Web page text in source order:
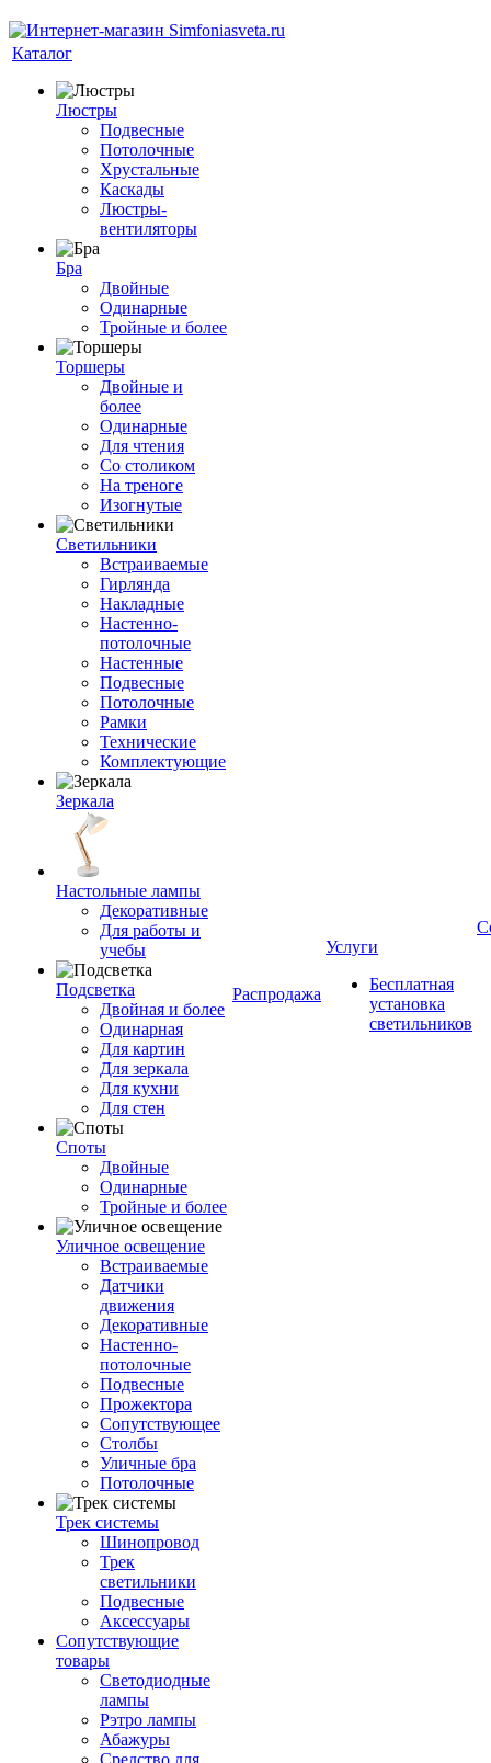
Каталог
Люстры
Подвесные
Потолочные
Хрустальные
Каскады
Люстры-
вентиляторы
Бра
Двойные
Одинарные
Тройные и более
Торшеры
Двойные и
более
Одинарные
Для чтения
Со столиком
На треноге
Изогнутые
Светильники
Встраиваемые
Гирлянда
Накладные
Настенно-
потолочные
Настенные
Подвесные
Потолочные
Рамки
Технические
Комплектующие
Зеркала
Настольные лампы
Декоративные
Для работы и
учебы
Подсветка
Двойная и более
Одинарная
Для картин
Для зеркала
Для кухни
Для стен
Споты
Двойные
Одинарные
Тройные и более
Уличное освещение
Встраиваемые
Датчики
движения
Декоративные
Настенно-
потолочные
Подвесные
Прожектора
Сопутствующее
Столбы
Уличные бра
Потолочные
Трек системы
Шинопровод
Трек
светильники
Подвесные
Аксессуары
Сопутствующие
товары
Светодиодные
лампы
Рэтро лампы
Абажуры
Средство для
Распродажа
Услуги
Бесплатная
установка
светильников